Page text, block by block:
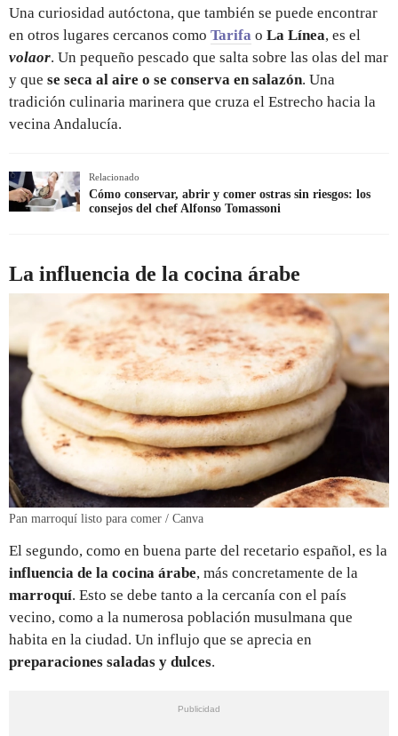
Una curiosidad autóctona, que también se puede encontrar
en otros lugares cercanos como Tarifa o La Línea, es el
volaor. Un pequeño pescado que salta sobre las olas del mar
y que se seca al aire o se conserva en salazón. Una
tradición culinaria marinera que cruza el Estrecho hacia la
vecina Andalucía.
Relacionado
Cómo conservar, abrir y comer ostras sin riesgos: los
consejos del chef Alfonso Tomassoni
La influencia de la cocina árabe
Pan marroquí listo para comer / Canva
El segundo, como en buena parte del recetario español, es la
influencia de la cocina árabe, más concretamente de la
marroquí. Esto se debe tanto a la cercanía con el país
vecino, como a la numerosa población musulmana que
habita en la ciudad. Un influjo que se aprecia en
preparaciones saladas y dulces.